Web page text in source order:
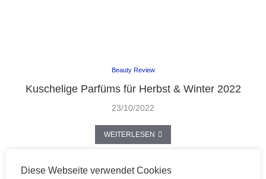
Beauty Review
Kuschelige Parfüms für Herbst & Winter 2022
23/10/2022
WEITERLESEN
Diese Webseite verwendet Cookies